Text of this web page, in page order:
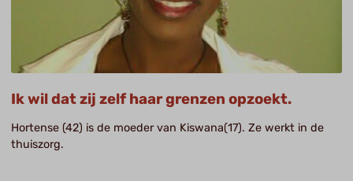
Ik wil dat zij zelf haar grenzen opzoekt.
Hortense (42) is de moeder van Kiswana(17). Ze werkt in de
thuiszorg.